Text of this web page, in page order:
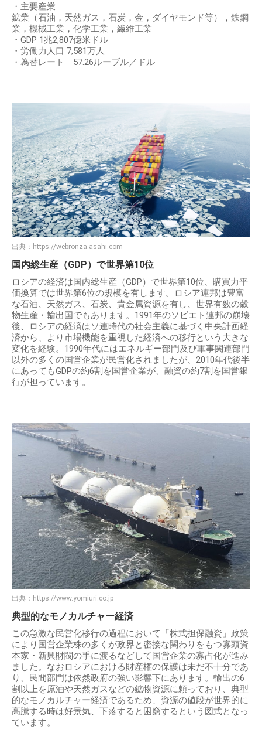
・主要産業
鉱業（石油，天然ガス，石炭，金，ダイヤモンド等），鉄鋼
業，機械工業，化学工業，繊維工業
・GDP 1兆2,807億米ドル
・労働力人口 7,581万人
・為替レート 57.26ルーブル／ドル
出典： https://webronza.asahi.com
国内総生産（GDP）で世界第10位
ロシアの経済は国内総生産（GDP）で世界第10位、購買力平
価換算では世界第6位の規模を有します。ロシア連邦は豊富
な石油、天然ガス、石炭、貴金属資源を有し、世界有数の穀
物生産・輸出国でもあります。1991年のソビエト連邦の崩壊
後、ロシアの経済はソ連時代の社会主義に基づく中央計画経
済から、より市場機能を重視した経済への移行という大きな
変化を経験。1990年代にはエネルギー部門及び軍事関連部門
以外の多くの国営企業が民営化されましたが、2010年代後半
にあってもGDPの約6割を国営企業が、融資の約7割を国営銀
行が担っています。
出典： https://www.yomiuri.co.jp
典型的なモノカルチャー経済
この急激な民営化移行の過程において「株式担保融資」政策
により国営企業株の多くが政界と密接な関わりをもつ寡頭資
本家・新興財閥の手に渡るなどして国営企業の寡占化が進み
ました。なおロシアにおける財産権の保護は未だ不十分であ
り、民間部門は依然政府の強い影響下にあります。輸出の6
割以上を原油や天然ガスなどの鉱物資源に頼っており、典型
的なモノカルチャー経済であるため、資源の値段が世界的に
高騰する時は好景気、下落すると困窮するという図式となっ
ています。